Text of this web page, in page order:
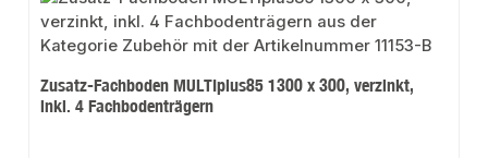
Zusatz-Fachboden MULTIplus85 1300 x 300, verzinkt,
inkl. 4 Fachbodenträgern